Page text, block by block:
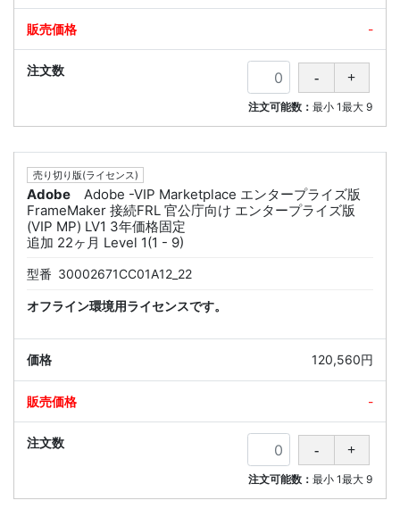
-
注文可能数：最小 1最大 9
売り切り版(ライセンス)
Adobe
Adobe -VIP Marketplace エンタープライズ版
FrameMaker 接続FRL 官公庁向け エンタープライズ版
(VIP MP) LV1 3年価格固定
追加 22ヶ月 Level 1(1 - 9)
型番 30002671CC01A12_22
オフライン環境用ライセンスです。
120,560円
-
注文可能数：最小 1最大 9